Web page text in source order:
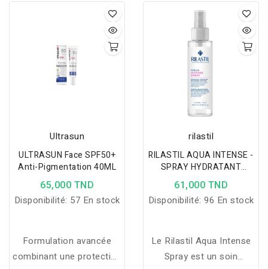
Ultrasun
ULTRASUN Face SPF50+
Anti-Pigmentation 40ML
65,000 TND
Disponibilité: 57 En stock
Formulation avancée
combinant une protection
rilastil
RILASTIL AQUA INTENSE -
SPRAY HYDRATANT
100ML
61,000 TND
Disponibilité: 96 En stock
Le Rilastil Aqua Intense
Spray est un soin